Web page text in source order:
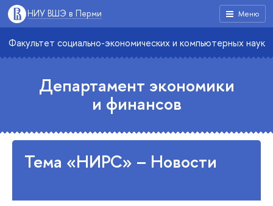
Меню
НИУ ВШЭ в Перми
Факультет социально-экономических и компьютерных наук
Департамент экономики
и финансов
Тема «НИРС» – Новости